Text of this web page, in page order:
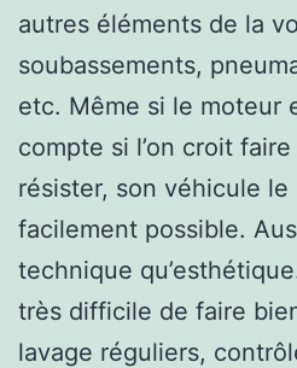
autres éléments de la
soubassements,
etc. Même si le moteur
compte si l’on croit
résister, son véhicule
facilement possible.
technique
très difficile de faire
lavage réguliers,